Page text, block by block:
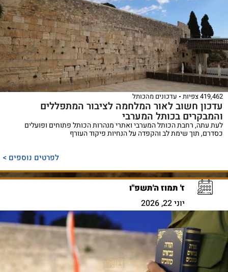
419,462 צפיות עדכונים מהכותל
עדכון חשוב לאור המלחמה לציבור המתפללים
והמבקרים בכותל המערבי
לעת עתה, רחבת הכותל המערבי ואתרי מנהרות הכותל פתוחים ופועלים
כסדרם, תוך שימת לב והקפדה על הנחיות פיקוד העורף
לפרטים נוספים >
ז' תמוז ה'תשפ"ו
יוני 22, 2026